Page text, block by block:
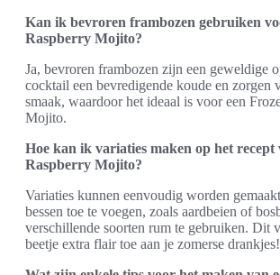
Kan ik bevroren frambozen gebruiken
Raspberry Mojito?
Ja, bevroren frambozen zijn een geweldige
cocktail een bevredigende koude en zorgen
smaak, waardoor het ideaal is voor een
Mojito.
Hoe kan ik variaties maken op het recept
Raspberry Mojito?
Variaties kunnen eenvoudig worden
bessen toe te voegen, zoals aardbeien of
verschillende soorten rum te gebruiken. Dit
beetje extra flair toe aan je zomerse drankjes!